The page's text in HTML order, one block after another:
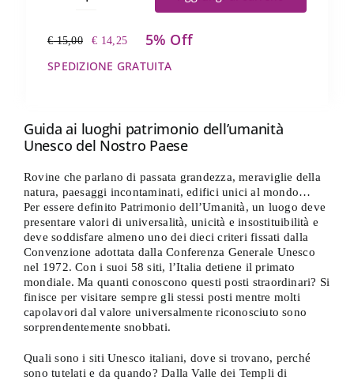
I
belli
€15,00
Il
prezzo
€ 14,25
Il
prezzo
5% Off
SPEDIZIONE GRATUITA
Guida ai luoghi patrimonio dell’umanità
Unesco del Nostro Paese
Rovine che parlano di passata grandezza, meraviglie della
natura, paesaggi incontaminati, edifici unici al mondo…
Per essere definito Patrimonio dell’Umanità, un luogo deve
presentare valori di universalità, unicità e insostituibilità e
deve soddisfare almeno uno dei dieci criteri fissati dalla
Convenzione adottata dalla Conferenza Generale Unesco
nel 1972. Con i suoi 58 siti, l’Italia detiene il primato
mondiale. Ma quanti conoscono questi posti straordinari? Si
finisce per visitare sempre gli stessi posti mentre molti
capolavori dal valore universalmente riconosciuto sono
sorprendentemente snobbati.
Quali sono i siti Unesco italiani, dove si trovano, perché
sono tutelati e da quando? Dalla Valle dei Templi di